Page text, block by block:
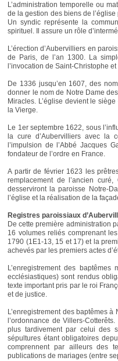
L’administration temporelle ou
de la gestion des biens de
Un syndic représente la
spirituel. Il assure un rôle
L’érection d’Aubervilliers en
de Paris, de l’an 1300. La
l’invocation de Saint-Christophe
De 1336 jusqu’en 1607, des
donner le nom de Notre Dame
Miracles. L’église devient le
la Vierge.
Le 1er septembre 1622, sous
la cure d’Aubervilliers avec la
l’impulsion de l’Abbé Jacques
fondateur de l’ordre en France.
A partir de février 1623 les
remplacement de l’ancien
desserviront la paroisse Notre-
l’église et la réalisation de la
Registres paroissiaux
De cette première administration
16 volumes reliés comprenant
1790 (1E1-13, 15 et 17) et la
achevés par les premiers actes
L’enregistrement des
ecclésiastiques) sont rendus
texte important pris par le roi
et de justice.
L’enregistrement des baptêmes
l’ordonnance de Villers-
plus tardivement par celui des
sépultures étant obligatoires
comprennent par ailleurs des
publications de mariages (entre